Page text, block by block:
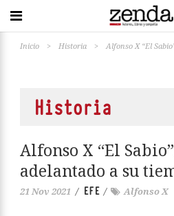
Inicio > Historia > Alfonso X “El
Historia
Alfonso X “El
adelantado a su
21 Nov 2021 / EFE / Alfonso X